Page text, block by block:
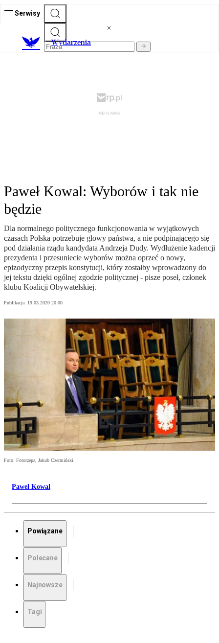
Serwisy
Wydarzenia
Paweł Kowal: Wyborów i tak nie
będzie
Dla normalnego politycznego funkcjonowania w wyjątkowych
czasach Polska potrzebuje głowy państwa, a nie podpinającego się
pod działania rządu kandydata Andrzeja Dudy. Wydłużenie kadencji
prezydenta i przesuniecie wyborów można oprzeć o nowy,
epizodyczny przepis konstytucji, który zostałby wprowadzony do
jej tekstu dzięki ogólnej zgodzie politycznej - pisze poseł, członek
klubu Koalicji Obywatelskiej.
Publikacja: 19.03.2020 20:00
Foto: Fotorzepa, Jakub Czermiński
Paweł Kowal
Powiązane
Polecane
Najnowsze
Tagi